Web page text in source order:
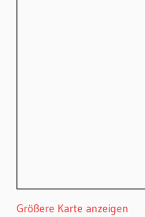
Größere Karte anzeigen